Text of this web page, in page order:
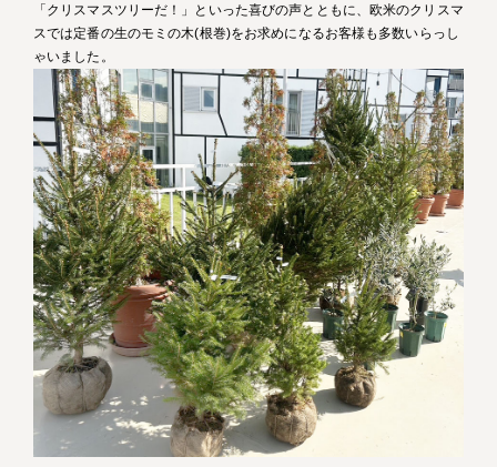
「クリスマスツリーだ！」といった喜びの声とともに、欧米のクリスマ
スでは定番の生のモミの木(根巻)をお求めになるお客様も多数いらっし
ゃいました。